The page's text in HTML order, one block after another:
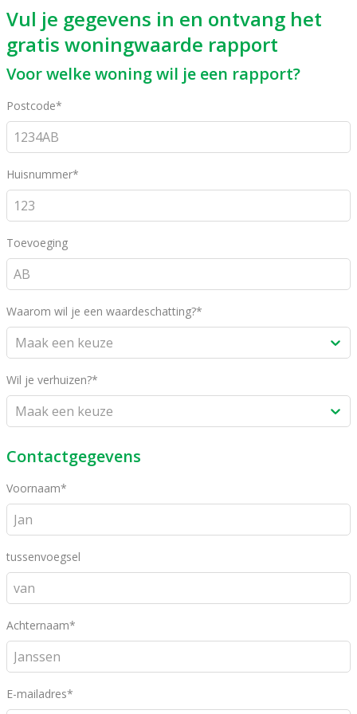
Vul je gegevens in en ontvang het
gratis woningwaarde rapport
Voor welke woning wil je een rapport?
Postcode*
Huisnummer*
Toevoeging
Waarom wil je een waardeschatting?*
Maak een keuze
Wil je verhuizen?*
Maak een keuze
Contactgegevens
Voornaam*
tussenvoegsel
Achternaam*
E-mailadres*